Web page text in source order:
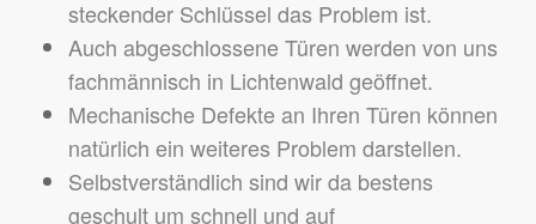
steckender Schlüssel das Problem ist.
Auch abgeschlossene Türen werden von uns
fachmännisch in Lichtenwald geöffnet.
Mechanische Defekte an Ihren Türen können
natürlich ein weiteres Problem darstellen.
Selbstverständlich sind wir da bestens
geschult um schnell und auf